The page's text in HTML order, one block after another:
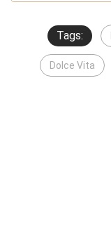
Tags:
Dolce Vita